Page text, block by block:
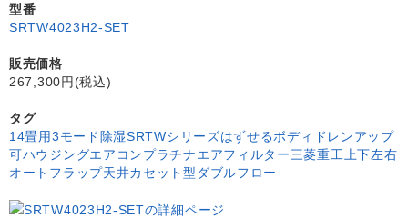
型番
SRTW4023H2-SET
販売価格
267,300円(税込)
タグ
14畳用3モード除湿SRTWシリーズはずせるボディ ドレンアップ
可ハウジングエアコンプラチナエアフィルター三菱重工 上下左右
オートフラップ天井カセット型ダブルフロー